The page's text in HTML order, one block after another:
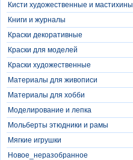
Кисти художественные и мастихины
Книги и журналы
Краски декоративные
Краски для моделей
Краски художественные
Материалы для живописи
Материалы для хобби
Моделирование и лепка
Мольберты этюдники и рамы
Мягкие игрушки
Новое_неразобранное